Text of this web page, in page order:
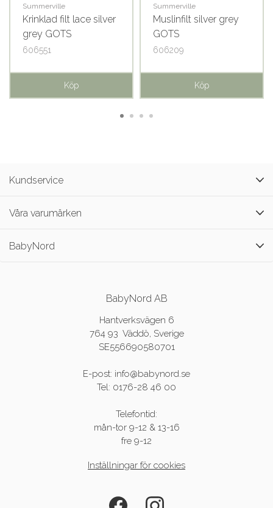
Summerville
Krinklad filt lace silver
grey GOTS
606551
Köp
Summerville
Muslinfilt silver grey
GOTS
606209
Köp
Kundservice
Våra varumärken
BabyNord
BabyNord AB
Hantverksvägen 6
764 93 Väddö, Sverige
SE556690580701
E-post: info@babynord.se
Tel: 0176-28 46 00
Telefontid:
mån-tor 9-12 & 13-16
fre 9-12
Inställningar för cookies